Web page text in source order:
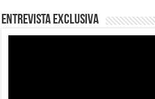
Entrevista Exclusiva